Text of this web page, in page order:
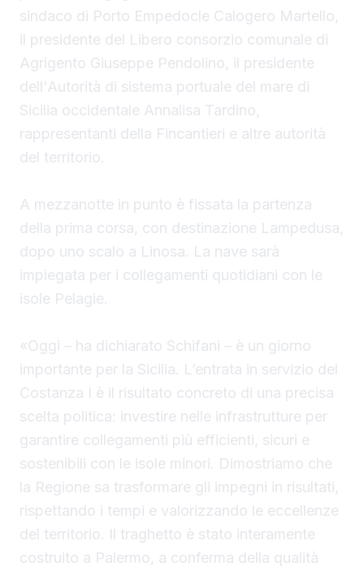
sindaco di Porto Empedocle Calogero Martello,
il presidente del Libero consorzio comunale di
Agrigento Giuseppe Pendolino, il presidente
dell'Autorità di sistema portuale del mare di
Sicilia occidentale Annalisa Tardino,
rappresentanti della Fincantieri e altre autorità
del territorio.
A mezzanotte in punto è fissata la partenza
della prima corsa, con destinazione Lampedusa,
dopo uno scalo a Linosa. La nave sarà
impiegata per i collegamenti quotidiani con le
isole Pelagie.
«Oggi – ha dichiarato Schifani – è un giorno
importante per la Sicilia. L’entrata in servizio del
Costanza I è il risultato concreto di una precisa
scelta politica: investire nelle infrastrutture per
garantire collegamenti più efficienti, sicuri e
sostenibili con le isole minori. Dimostriamo che
la Regione sa trasformare gli impegni in risultati,
rispettando i tempi e valorizzando le eccellenze
del territorio. Il traghetto è stato interamente
costruito a Palermo, a conferma della qualità